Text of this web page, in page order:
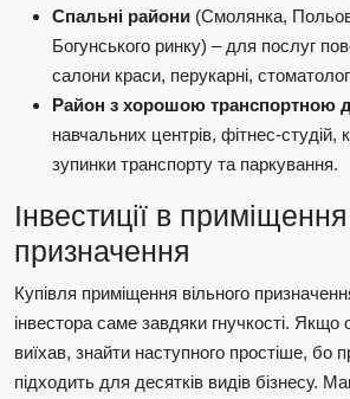
Спальні райони (Смолянка,
Богунського ринку) – для послуг
салони краси, перукарні,
Район з хорошою транспортною
навчальних центрів, фітнес-студій,
зупинки транспорту та паркування.
Інвестиції в
призначення
Купівля приміщення вільного
інвестора саме завдяки гнучкості. Якщо
виїхав, знайти наступного простіше, бо
підходить для десятків видів бізнесу.